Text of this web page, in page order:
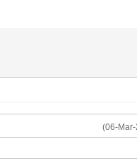
(06-